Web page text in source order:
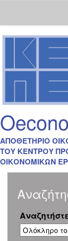
Skip
navigation
ΑΠΟΘΕΤΗΡΙΟ
ΤΟΥ ΚΕΝΤΡΟΥ
ΟΙΚΟΝΟΜΙΚΩΝ